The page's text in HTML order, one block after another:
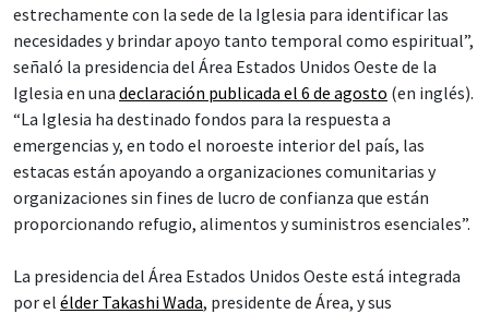
estrechamente con la sede de la Iglesia para identificar las
necesidades y brindar apoyo tanto temporal como espiritual”,
señaló la presidencia del Área Estados Unidos Oeste de la
Iglesia en una declaración publicada el 6 de agosto (en inglés).
“La Iglesia ha destinado fondos para la respuesta a
emergencias y, en todo el noroeste interior del país, las
estacas están apoyando a organizaciones comunitarias y
organizaciones sin fines de lucro de confianza que están
proporcionando refugio, alimentos y suministros esenciales”.
La presidencia del Área Estados Unidos Oeste está integrada
por el élder Takashi Wada, presidente de Área, y sus